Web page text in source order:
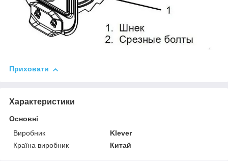
Приховати
Характеристики
Основні
Виробник
Klever
Країна виробник
Китай